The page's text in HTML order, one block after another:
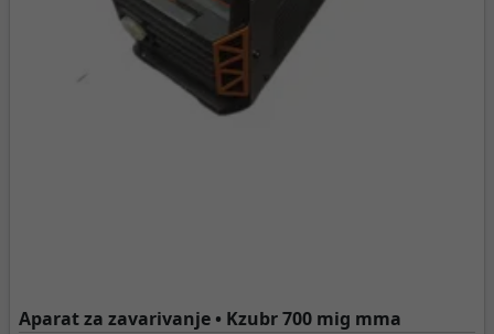
Aparat za zavarivanje • Kzubr 700 mig mma